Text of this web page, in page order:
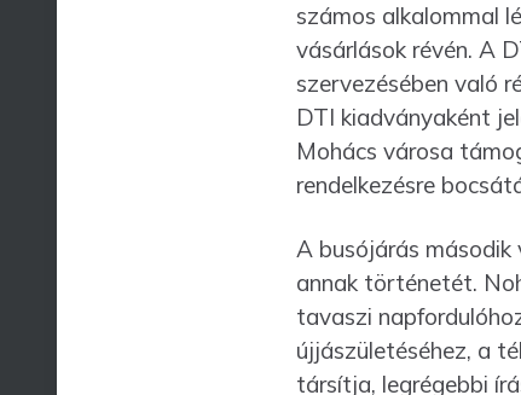
számos alkalommal
vásárlások révén. A
szer­vezésében való
DTI kiadványaként
Mohács városa
rendelkezésre
A busójárás második
annak történetét.
tavaszi
újjászületéséhez, a
társítja, legrégebbi